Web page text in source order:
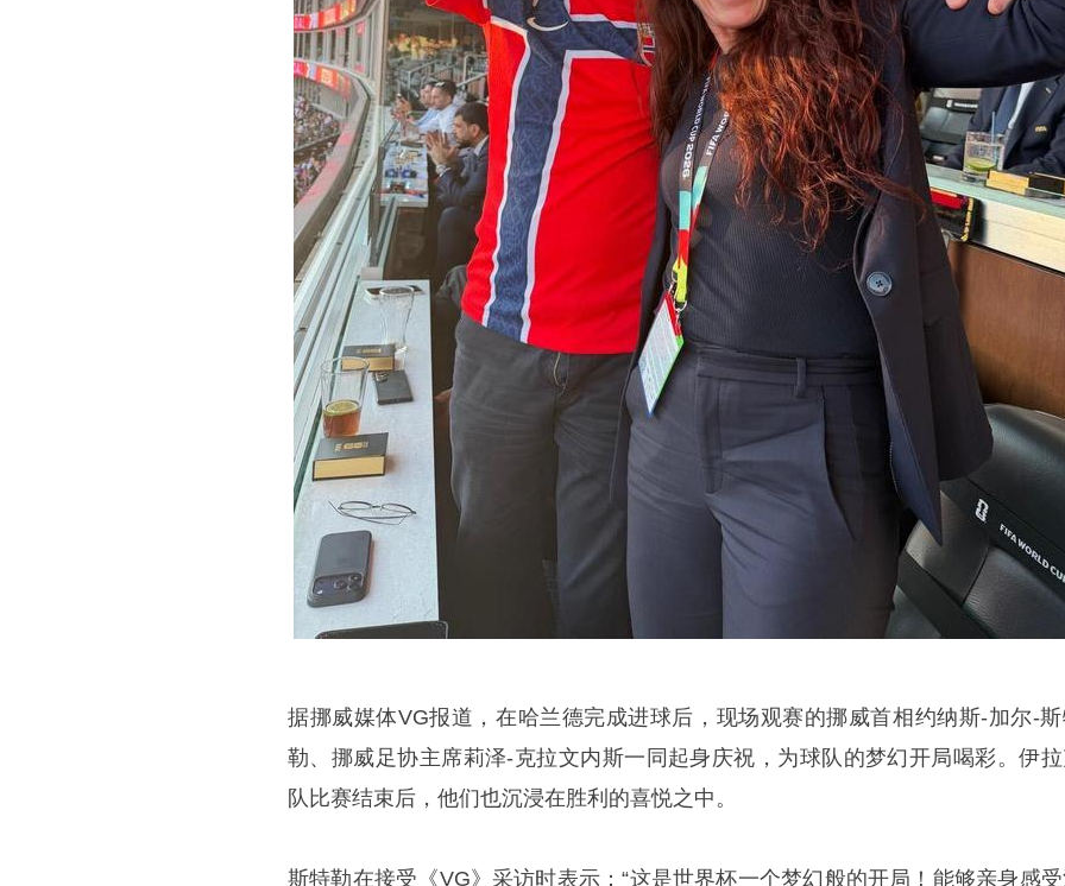
据挪威媒体VG报道，在哈兰德完成进球后，现场观赛的挪威首相约纳斯-加尔-
勒、挪威足协主席莉泽-克拉文内斯一同起身庆祝，为球队的梦幻开局喝彩。伊
队比赛结束后，他们也沉浸在胜利的喜悦之中。
斯特勒在接受《VG》采访时表示：“这是世界杯一个梦幻般的开局！能够亲身感